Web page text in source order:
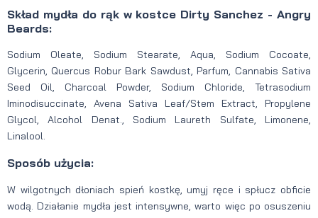
Skład mydła do rąk w kostce Dirty Sanchez - Angry
Beards:
Sodium Oleate, Sodium Stearate, Aqua, Sodium Cocoate,
Glycerin, Quercus Robur Bark Sawdust, Parfum, Cannabis Sativa
Seed Oil, Charcoal Powder, Sodium Chloride, Tetrasodium
Iminodisuccinate, Avena Sativa Leaf/Stem Extract, Propylene
Glycol, Alcohol Denat., Sodium Laureth Sulfate, Limonene,
Linalool.
Sposób użycia:
W wilgotnych dłoniach spień kostkę, umyj ręce i spłucz obficie
wodą. Działanie mydła jest intensywne, warto więc po osuszeniu